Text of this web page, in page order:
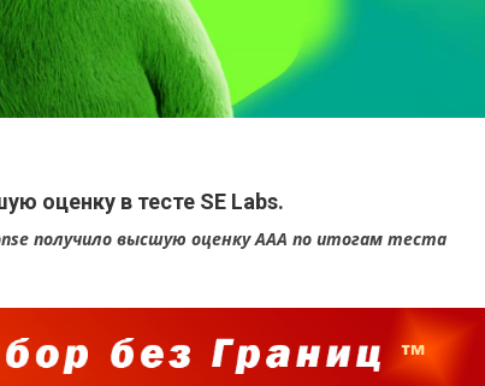
оценку в тесте SE Labs.
получило высшую оценку AAA по итогам теста